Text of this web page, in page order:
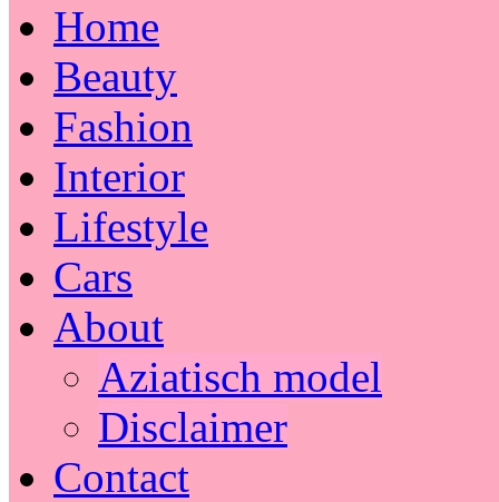
Home
Beauty
Fashion
Interior
Lifestyle
Cars
About
Aziatisch model
Disclaimer
Contact